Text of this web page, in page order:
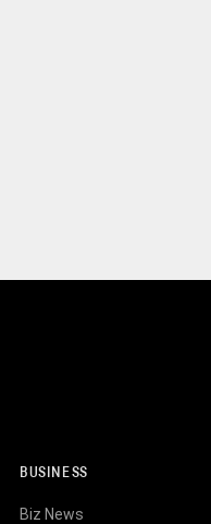
BUSINESS
Biz News